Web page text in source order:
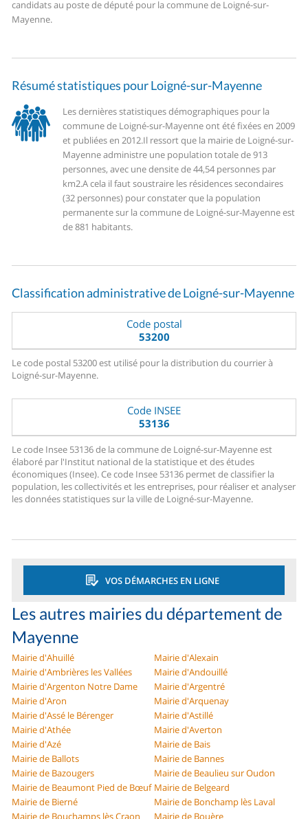
candidats au poste de député pour la commune de Loigné-sur-
Mayenne.
Résumé statistiques pour Loigné-sur-Mayenne
Les dernières statistiques démographiques pour la
commune de Loigné-sur-Mayenne ont été fixées en 2009
et publiées en 2012.Il ressort que la mairie de Loigné-sur-
Mayenne administre une population totale de 913
personnes, avec une densite de 44,54 personnes par
km2.A cela il faut soustraire les résidences secondaires
(32 personnes) pour constater que la population
permanente sur la commune de Loigné-sur-Mayenne est
de 881 habitants.
Classification administrative de Loigné-sur-Mayenne
Code postal
53200
Le code postal 53200 est utilisé pour la distribution du courrier à
Loigné-sur-Mayenne.
Code INSEE
53136
Le code Insee 53136 de la commune de Loigné-sur-Mayenne est
élaboré par l'Institut national de la statistique et des études
économiques (Insee). Ce code Insee 53136 permet de classifier la
population, les collectivités et les entreprises, pour réaliser et analyser
les données statistiques sur la ville de Loigné-sur-Mayenne.
VOS DÉMARCHES EN LIGNE
Les autres mairies du département de
Mayenne
Mairie d'Ahuillé
Mairie d'Alexain
Mairie d'Ambrières les Vallées
Mairie d'Andouillé
Mairie d'Argenton Notre Dame
Mairie d'Argentré
Mairie d'Aron
Mairie d'Arquenay
Mairie d'Assé le Bérenger
Mairie d'Astillé
Mairie d'Athée
Mairie d'Averton
Mairie d'Azé
Mairie de Bais
Mairie de Ballots
Mairie de Bannes
Mairie de Bazougers
Mairie de Beaulieu sur Oudon
Mairie de Beaumont Pied de Bœuf Mairie de Belgeard
Mairie de Bierné
Mairie de Bonchamp lès Laval